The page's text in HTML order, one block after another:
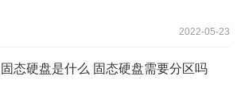
2022-05-23
固态硬盘是什么 固态硬盘需要分区吗